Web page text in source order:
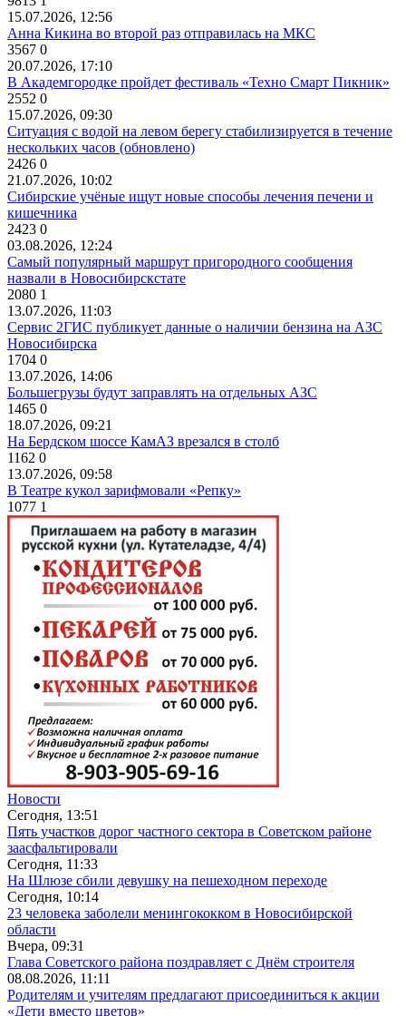
15.07.2026, 12:56
Анна Кикина во второй раз отправилась на МКС
3567 0
20.07.2026, 17:10
В Академгородке пройдет фестиваль «Техно Смарт Пикник»
2552 0
15.07.2026, 09:30
Ситуация с водой на левом берегу стабилизируется в течение
нескольких часов (обновлено)
2426 0
21.07.2026, 10:02
Сибирские учёные ищут новые способы лечения печени и
кишечника
2423 0
03.08.2026, 12:24
Самый популярный маршрут пригородного сообщения
назвали в Новосибирскстате
2080 1
13.07.2026, 11:03
Сервис 2ГИС публикует данные о наличии бензина на АЗС
Новосибирска
1704 0
13.07.2026, 14:06
Большегрузы будут заправлять на отдельных АЗС
1465 0
18.07.2026, 09:21
На Бердском шоссе КамАЗ врезался в столб
1162 0
13.07.2026, 09:58
В Театре кукол зарифмовали «Репку»
1077 1
Новости
Сегодня, 13:51
Пять участков дорог частного сектора в Советском районе
заасфальтировали
Сегодня, 11:33
На Шлюзе сбили девушку на пешеходном переходе
Сегодня, 10:14
23 человека заболели менингококком в Новосибирской
области
Вчера, 09:31
Глава Советского района поздравляет с Днём строителя
08.08.2026, 11:11
Родителям и учителям предлагают присоединиться к акции
«Дети вместо цветов»